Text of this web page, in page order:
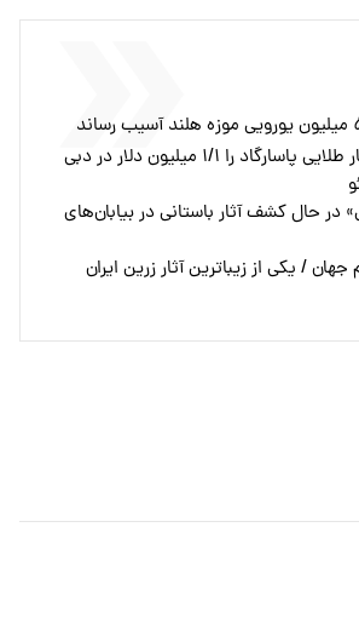
۲ افغانستانی آثار طلایی پاسارگاد را ۱/۱ میلیون دلار در دبی
حال کشف آثار باستانی در بیابان‌های
/ یکی از زیباترین آثار زرین ایران